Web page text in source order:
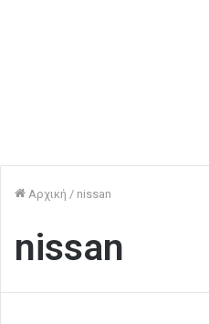
Αρχική / nissan
nissan